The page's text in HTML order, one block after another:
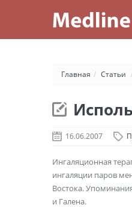
Главная / Статьи
16.06.2007
Ингаляционная
ингаляции паров
Востока.
и Галена.